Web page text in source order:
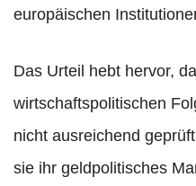
europäischen
Das Urteil hebt hervor,
wirtschaftspolitischen
nicht ausreichend
sie ihr geldpolitisches